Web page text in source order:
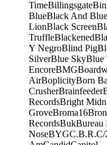
TimeBillingsgate
BlueBlack And Blue
LionBlack Screen
TruffleBlackened
Y NegroBlind Pig
SilverBlue SkyBlue
EncoreBMG
AirBoplicityBorn
CrusherBrainfeeder
RecordsBright
GroveBroma16
RecordsBukBureau
NoseBYGC.B.R.C/